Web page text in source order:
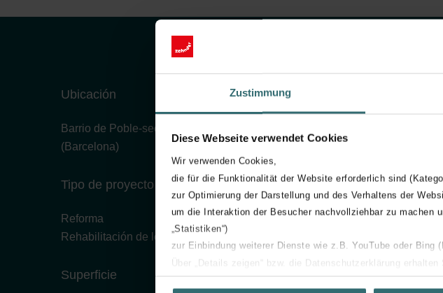
Zustimmung
Diese Webseite verwendet Cookies
Wir verwenden Cookies,
die für die Funktionalität der Website erforderlich sind
zur Optimierung der Darstellung und des Verhaltens der
um die Interaktion der Besucher nachvollziehbar zu machen
„Statistiken“)
zur Einbindung weiterer Dienste wie z.B. YouTube oder Bing
Über „Details zeigen“ bzw. die Datenschutzerklärung
Ubicación
Barrio de Poble-sec
(Barcelona)
Tipo de proyecto
Reforma
Rehabilitación de local a vivienda
Superficie